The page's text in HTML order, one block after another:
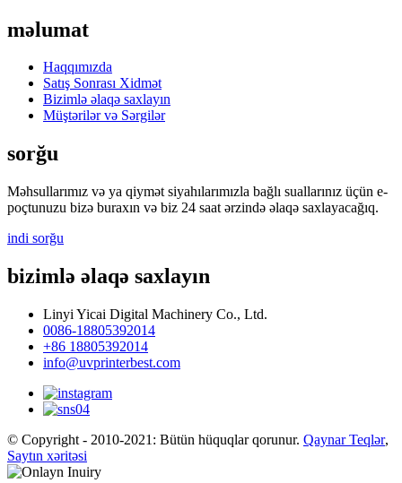
məlumat
Haqqımızda
Satış Sonrası Xidmət
Bizimlə əlaqə saxlayın
Müştərilər və Sərgilər
sorğu
Məhsullarımız və ya qiymət siyahılarımızla bağlı suallarınız üçün e-
poçtunuzu bizə buraxın və biz 24 saat ərzində əlaqə saxlayacağıq.
indi sorğu
bizimlə əlaqə saxlayın
Linyi Yicai Digital Machinery Co., Ltd.
0086-18805392014
+86 18805392014
info@uvprinterbest.com
© Copyright - 2010-2021: Bütün hüquqlar qorunur. Qaynar Teqlər,
Saytın xəritəsi